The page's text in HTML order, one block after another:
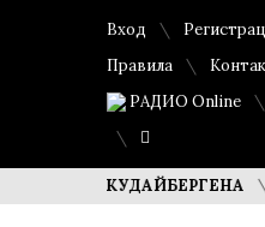
Вход
Правила
РАДИО Online
КУДАЙБЕРГЕНА